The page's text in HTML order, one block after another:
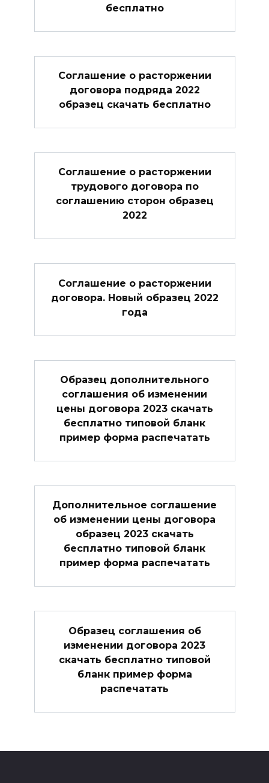
бесплатно
Соглашение о расторжении
договора подряда 2022
образец скачать бесплатно
Соглашение о расторжении
трудового договора по
соглашению сторон образец
2022
Соглашение о расторжении
договора. Новый образец 2022
года
Образец дополнительного
соглашения об изменении
цены договора 2023 скачать
бесплатно типовой бланк
пример форма распечатать
Дополнительное соглашение
об изменении цены договора
образец 2023 скачать
бесплатно типовой бланк
пример форма распечатать
Образец соглашения об
изменении договора 2023
скачать бесплатно типовой
бланк пример форма
распечатать